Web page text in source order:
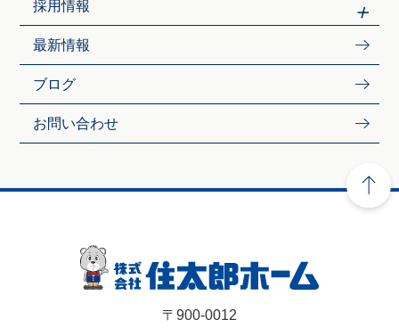
採用情報
最新情報
ブログ
お問い合わせ
〒900-0012